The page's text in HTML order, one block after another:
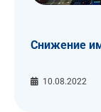
Снижение
10.08.2022